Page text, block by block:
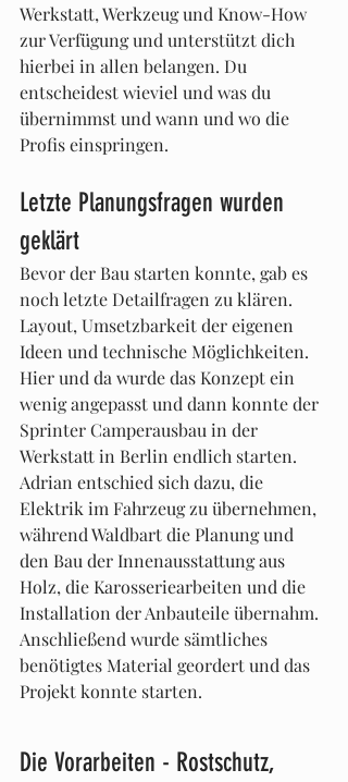
Werkstatt, Werkzeug und Know-How
zur Verfügung und unterstützt dich
hierbei in allen belangen. Du
entscheidest wieviel und was du
übernimmst und wann und wo die
Profis einspringen.
Letzte Planungsfragen wurden
geklärt
Bevor der Bau starten konnte, gab es
noch letzte Detailfragen zu klären.
Layout, Umsetzbarkeit der eigenen
Ideen und technische Möglichkeiten.
Hier und da wurde das Konzept ein
wenig angepasst und dann konnte der
Sprinter Camperausbau in der
Werkstatt in Berlin endlich starten.
Adrian entschied sich dazu, die
Elektrik im Fahrzeug zu übernehmen,
während Waldbart die Planung und
den Bau der Innenausstattung aus
Holz, die Karosseriearbeiten und die
Installation der Anbauteile übernahm.
Anschließend wurde sämtliches
benötigtes Material geordert und das
Projekt konnte starten.
Die Vorarbeiten - Rostschutz,